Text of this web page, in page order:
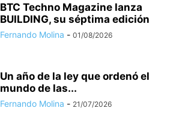
BTC Techno Magazine lanza
BUILDING, su séptima edición
Fernando Molina - 01/08/2026
Un año de la ley que ordenó el
mundo de las...
Fernando Molina - 21/07/2026